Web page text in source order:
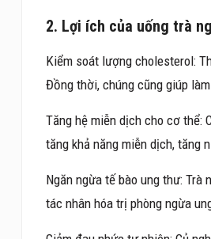
2. Lợi ích của uống trà
Kiểm soát lượng cholesterol:
Đồng thời, chúng cũng giúp
Tăng hệ miễn dịch cho cơ thể:
tăng khả năng miễn dịch, tăng
Ngăn ngừa tế bào ung thư:
tác nhân hóa trị phòng ngừa